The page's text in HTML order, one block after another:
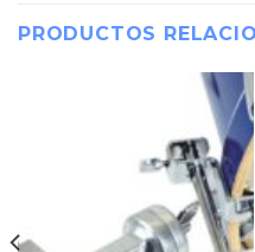
PRODUCTOS